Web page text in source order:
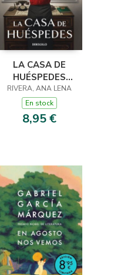
LA CASA DE
HUÉSPEDES
(EDICIÓN LIMITADA ·
VERANO)
RIVERA, ANA LENA
En stock
8,95 €